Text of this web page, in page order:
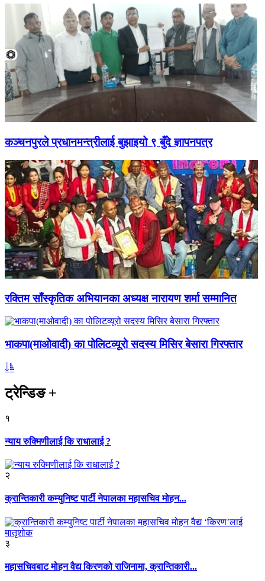
कञ्चनपुरले प्रधानमन्त्रीलाई बुझाइयो ९ बुँदे ज्ञापनपत्र
रक्तिम साँस्कृतिक अभियानका अध्यक्ष नारायण शर्मा सम्मानित
भाकपा(माओवादी) का पोलिटव्यूरो सदस्य मिसिर बेसारा गिरफ्तार
ट्रेन्डिङ+
१
न्याय रुक्मिणीलाई कि राधालाई ?
२
क्रान्तिकारी कम्युनिष्ट पार्टी नेपालका महासचिव मोहन...
३
महासचिवबाट मोहन वैद्य किरणको राजिनामा, क्रान्तिकारी...